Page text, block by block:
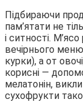
Підбираючи
пам’ятати не
і ситності.
вечірнього
курки), а от
корисні —
мелатонін,
сухофрукти